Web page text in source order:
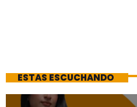
ESTAS ESCUCHANDO